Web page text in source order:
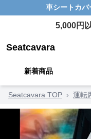
車シートカバ
5,000円
Seatcavara
新着商品
Seatcavara TOP › 運転